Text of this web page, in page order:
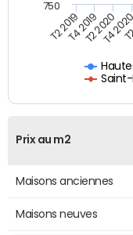
T2 2019T4 2019T2 2020
T4
750
Prix au m2
Maisons anciennes
Maisons neuves